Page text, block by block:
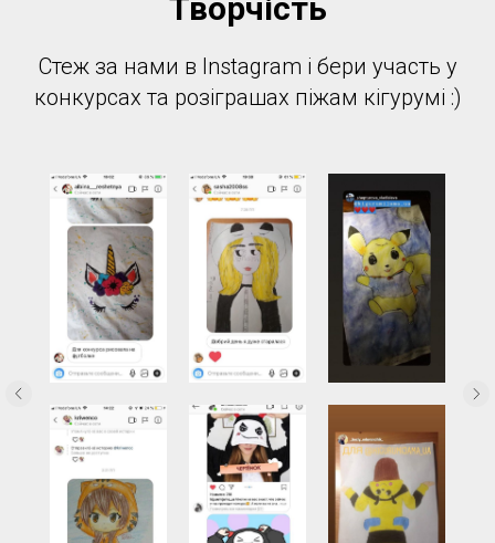
Творчість
Стеж за нами в Instagram і бери участь у
конкурсах та розіграшах піжам кігурумі :)